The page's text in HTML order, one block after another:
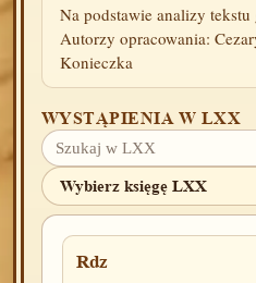
Na podstawie analizy
Autorzy opracowania:
Konieczka
WYSTĄPIENIA W LXX
Rdz